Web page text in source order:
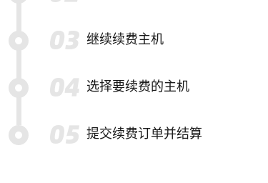
继续续费主机
选择要续费的主机
提交续费订单并结算